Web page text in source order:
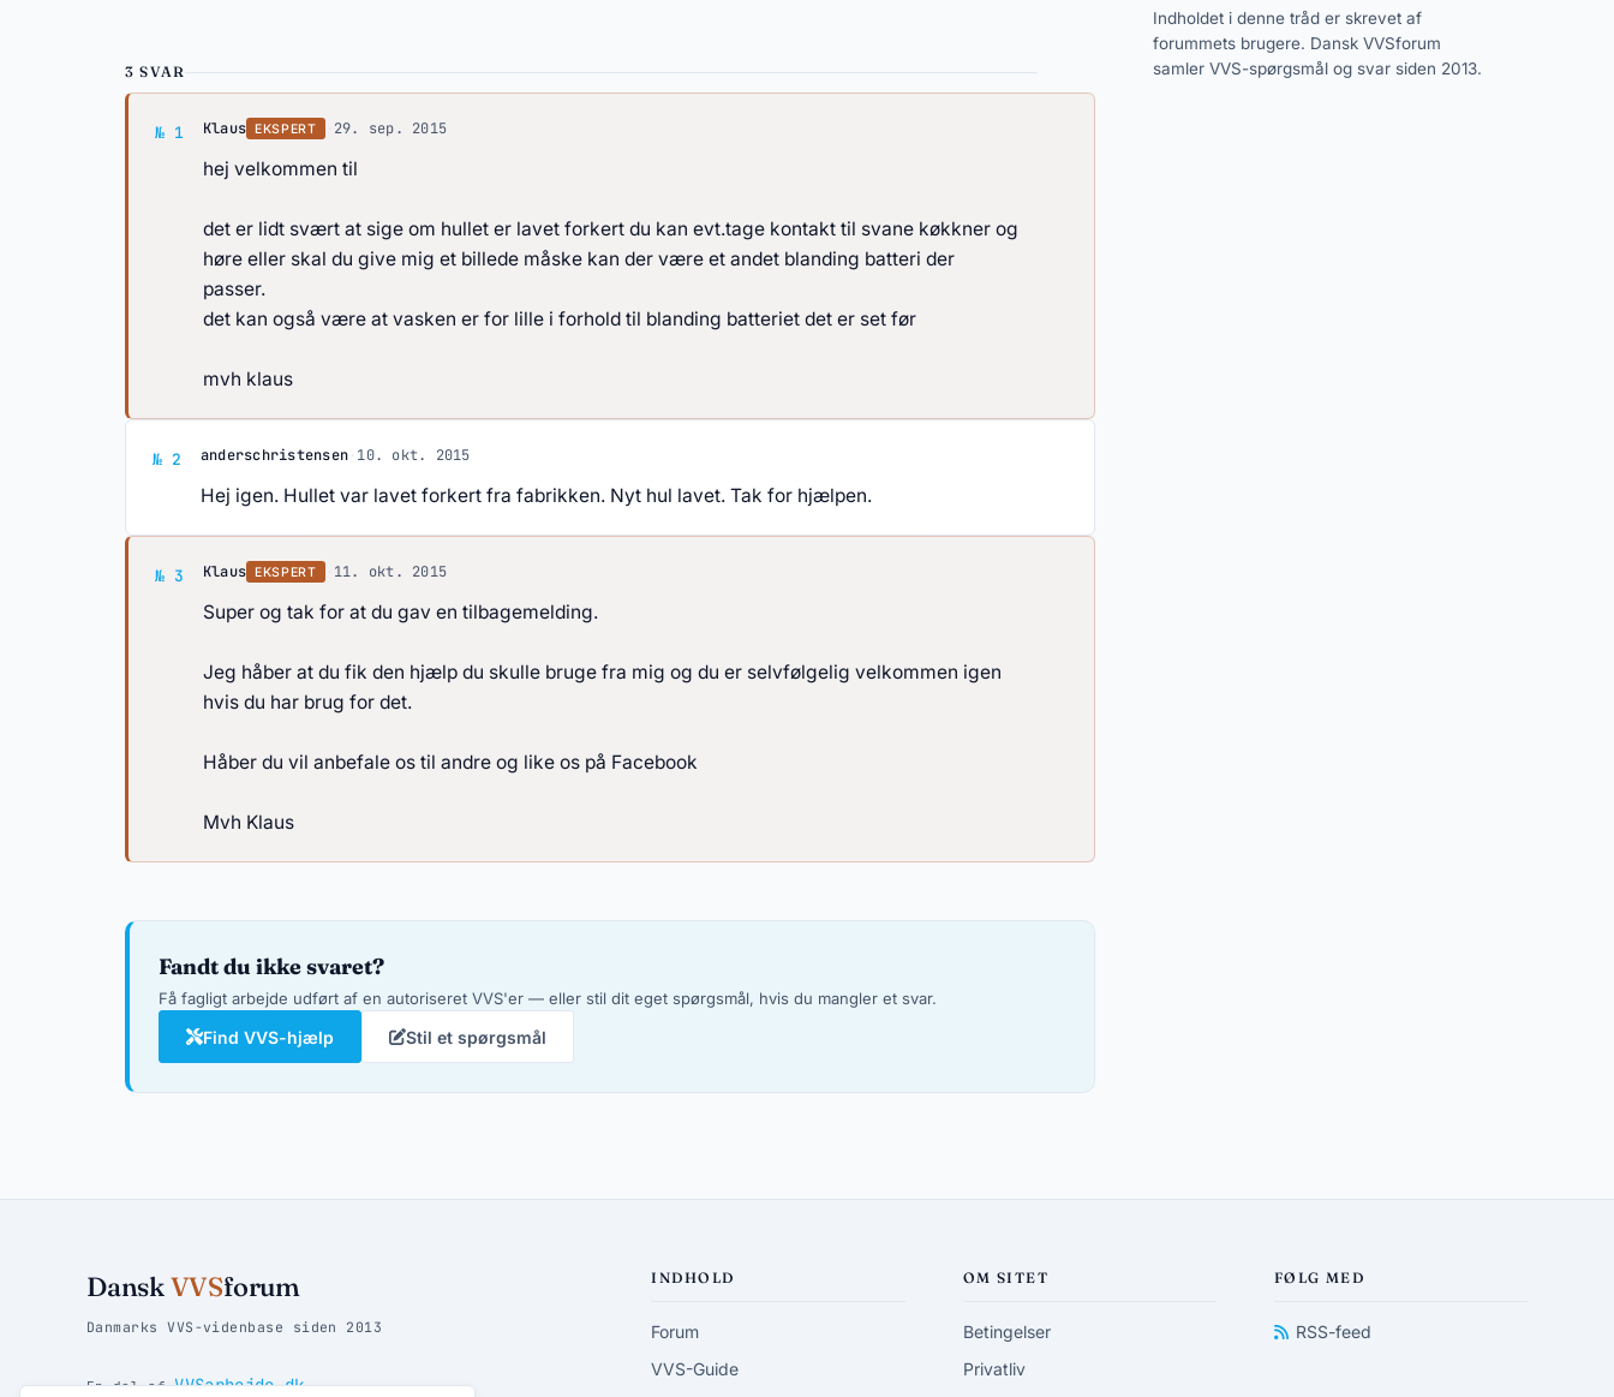
3 SVAR
№ 1 Svar af Klaus
Klaus EKSPERT 29. sep. 2015
hej velkommen til
det er lidt svært at sige om hullet er lavet forkert du kan evt.tage kontakt til svane køkkner og
høre eller skal du give mig et billede måske kan der være et andet blanding batteri der
passer.
det kan også være at vasken er for lille i forhold til blanding batteriet det er set før
mvh klaus
№ 2 Svar af anderschristensen
anderschristensen· 10. okt. 2015
Hej igen. Hullet var lavet forkert fra fabrikken. Nyt hul lavet. Tak for hjælpen.
№ 3 Svar af Klaus
Klaus EKSPERT 11. okt. 2015
Super og tak for at du gav en tilbagemelding.
Jeg håber at du fik den hjælp du skulle bruge fra mig og du er selvfølgelig velkommen igen
hvis du har brug for det.
Håber du vil anbefale os til andre og like os på Facebook
Mvh Klaus
Fandt du ikke svaret?
Få fagligt arbejde udført af en autoriseret VVS'er — eller stil dit eget spørgsmål, hvis du mangler et svar.
Find VVS-hjælp Stil et spørgsmål
Indholdet i denne tråd er skrevet af
forummets brugere. Dansk VVSforum
samler VVS-spørgsmål og svar siden 2013.
DanskVVSforum
Danmarks VVS-videnbase siden 2013
En del afVVSarbejde.dk
INDHOLD
Forum
VVS-Guide
OM SITET
Betingelser
Privatliv
FØLG MED
RSS-feed